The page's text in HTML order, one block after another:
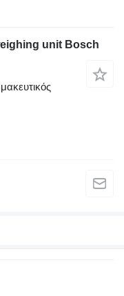
unit Bosch